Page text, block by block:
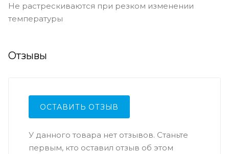
Не растрескиваются при резком изменении
температуры
Отзывы
ОСТАВИТЬ ОТЗЫВ
У данного товара нет отзывов. Станьте
первым, кто оставил отзыв об этом